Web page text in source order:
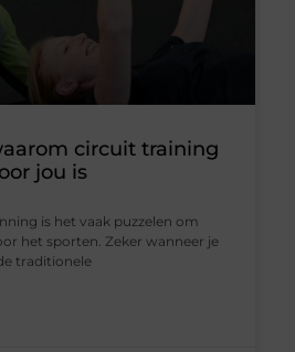
circuit training
jou is
is het vaak puzzelen om
het sporten. Zeker wanneer je
traditionele